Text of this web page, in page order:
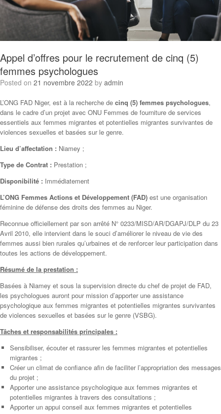
Appel d’offres pour le recrutement de cinq (5)
femmes psychologues
Posted on 21 novembre 2022 by admin
L’ONG FAD Niger, est à la recherche de cinq (5) femmes psychologues,
dans le cadre d’un projet avec ONU Femmes de fourniture de services
essentiels aux femmes migrantes et potentielles migrantes survivantes de
violences sexuelles et basées sur le genre.
Lieu d’affectation : Niamey ;
Type de Contrat : Prestation ;
Disponibilité : Immédiatement
L’ONG Femmes Actions et Développement (FAD) est une organisation
féminine de défense des droits des femmes au Niger.
Reconnue officiellement par son arrêté N° 0233/MISD/AR/DGAPJ/DLP du 23
Avril 2010, elle intervient dans le souci d’améliorer le niveau de vie des
femmes aussi bien rurales qu’urbaines et de renforcer leur participation dans
toutes les actions de développement.
Résumé de la prestation :
Basées à Niamey et sous la supervision directe du chef de projet de FAD,
les psychologues auront pour mission d’apporter une assistance
psychologique aux femmes migrantes et potentielles migrantes survivantes
de violences sexuelles et basées sur le genre (VSBG).
Tâches et responsabilités principales :
Sensibiliser, écouter et rassurer les femmes migrantes et potentielles
migrantes ;
Créer un climat de confiance afin de faciliter l’appropriation des messages
du projet ;
Apporter une assistance psychologique aux femmes migrantes et
potentielles migrantes à travers des consultations ;
Apporter un appui conseil aux femmes migrantes et potentielles